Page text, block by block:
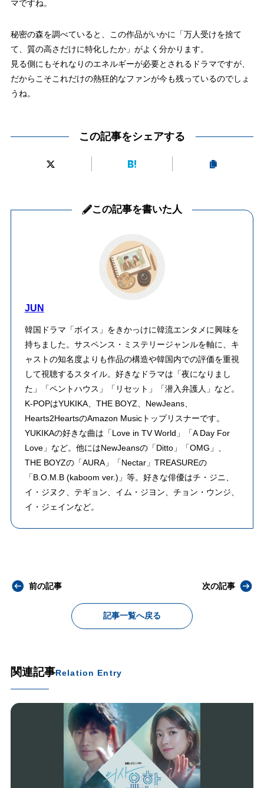
マですね。
秘密の森を調べていると、この作品がいかに「万人受けを捨て
て、質の高さだけに特化したか」がよく分かります。
見る側にもそれなりのエネルギーが必要とされるドラマですが、
だからこそこれだけの熱狂的なファンが今も残っているのでしょ
うね。
この記事をシェアする
この記事を書いた人
JUN
韓国ドラマ「ボイス」をきかっけに韓流エンタメに興味を
持ちました。サスペンス・ミステリージャンルを軸に、キ
ャストの知名度よりも作品の構造や韓国内での評価を重視
して視聴するスタイル。好きなドラマは「夜になりまし
た」「ペントハウス」「リセット」「潜入弁護人」など。
K-POPはYUKIKA、THE BOYZ、NewJeans、
Hearts2HeartsのAmazon Musicトップリスナーです。
YUKIKAの好きな曲は「Love in TV World」「A Day For
Love」など。他にはNewJeansの「Ditto」「OMG」、
THE BOYZの「AURA」「Nectar」TREASUREの
「B.O.M.B (kaboom ver.)」等。好きな俳優はチ・ジニ、
イ・ジヌク、テギョン、イム・ジヨン、チョン・ウンジ、
イ・ジェインなど。
前の記事
記事一覧へ戻る
次の記事
関連記事Relation Entry